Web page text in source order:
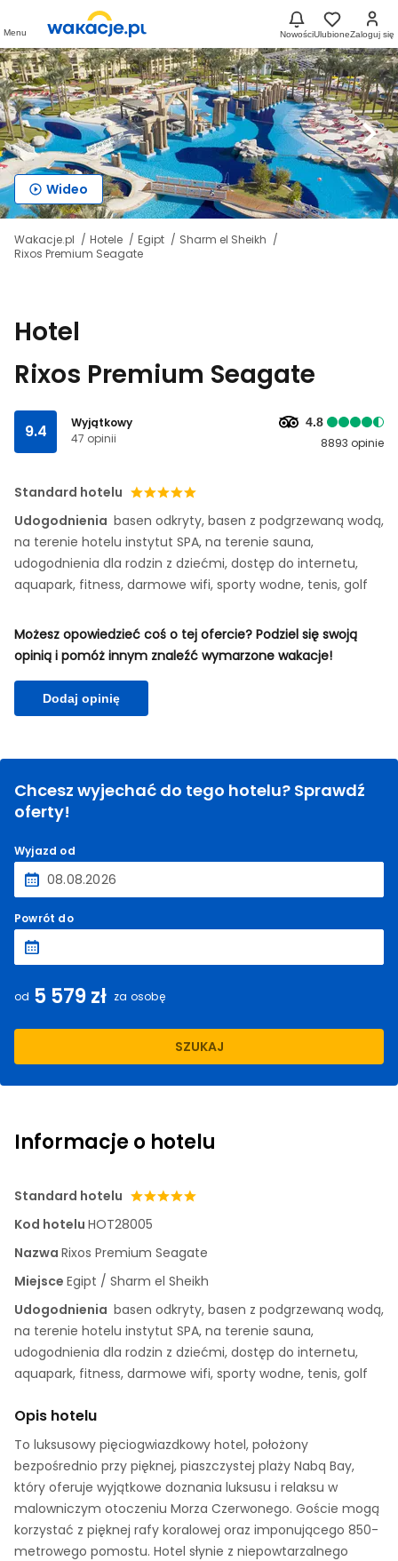
Menu NowościUlubioneZaloguj się
Wakacje.pl Hotele Egipt
Sharm el Sheikh
Rixos Premium Seagate
Hotel
Rixos Premium Seagate
9.4
Wyjątkowy
47 opinii
4.8
8893 opinie
Standard hotelu
Udogodnienia basen odkryty, basen z podgrzewaną wodą,
na terenie hotelu instytut SPA, na terenie sauna,
udogodnienia dla rodzin z dziećmi, dostęp do internetu,
aquapark, fitness, darmowe wifi, sporty wodne, tenis, golf
Możesz opowiedzieć coś o tej ofercie? Podziel się swoją
opinią i pomóż innym znaleźć wymarzone wakacje!
Dodaj opinię
Wideo
Chcesz wyjechać do tego hotelu? Sprawdź
oferty!
Wyjazd od
Powrót do
od 5 579 zł za osobę
SZUKAJ
Informacje o hotelu
Standard hotelu
Kod hotelu HOT28005
Nazwa Rixos Premium Seagate
Miejsce Egipt / Sharm el Sheikh
Udogodnienia basen odkryty, basen z podgrzewaną wodą,
na terenie hotelu instytut SPA, na terenie sauna,
udogodnienia dla rodzin z dziećmi, dostęp do internetu,
aquapark, fitness, darmowe wifi, sporty wodne, tenis, golf
Opis hotelu
To luksusowy pięciogwiazdkowy hotel, położony
bezpośrednio przy pięknej, piaszczystej plaży Nabq Bay,
który oferuje wyjątkowe doznania luksusu i relaksu w
malowniczym otoczeniu Morza Czerwonego. Goście mogą
korzystać z pięknej rafy koralowej oraz imponującego 850-
metrowego pomostu. Hotel słynie z niepowtarzalnego